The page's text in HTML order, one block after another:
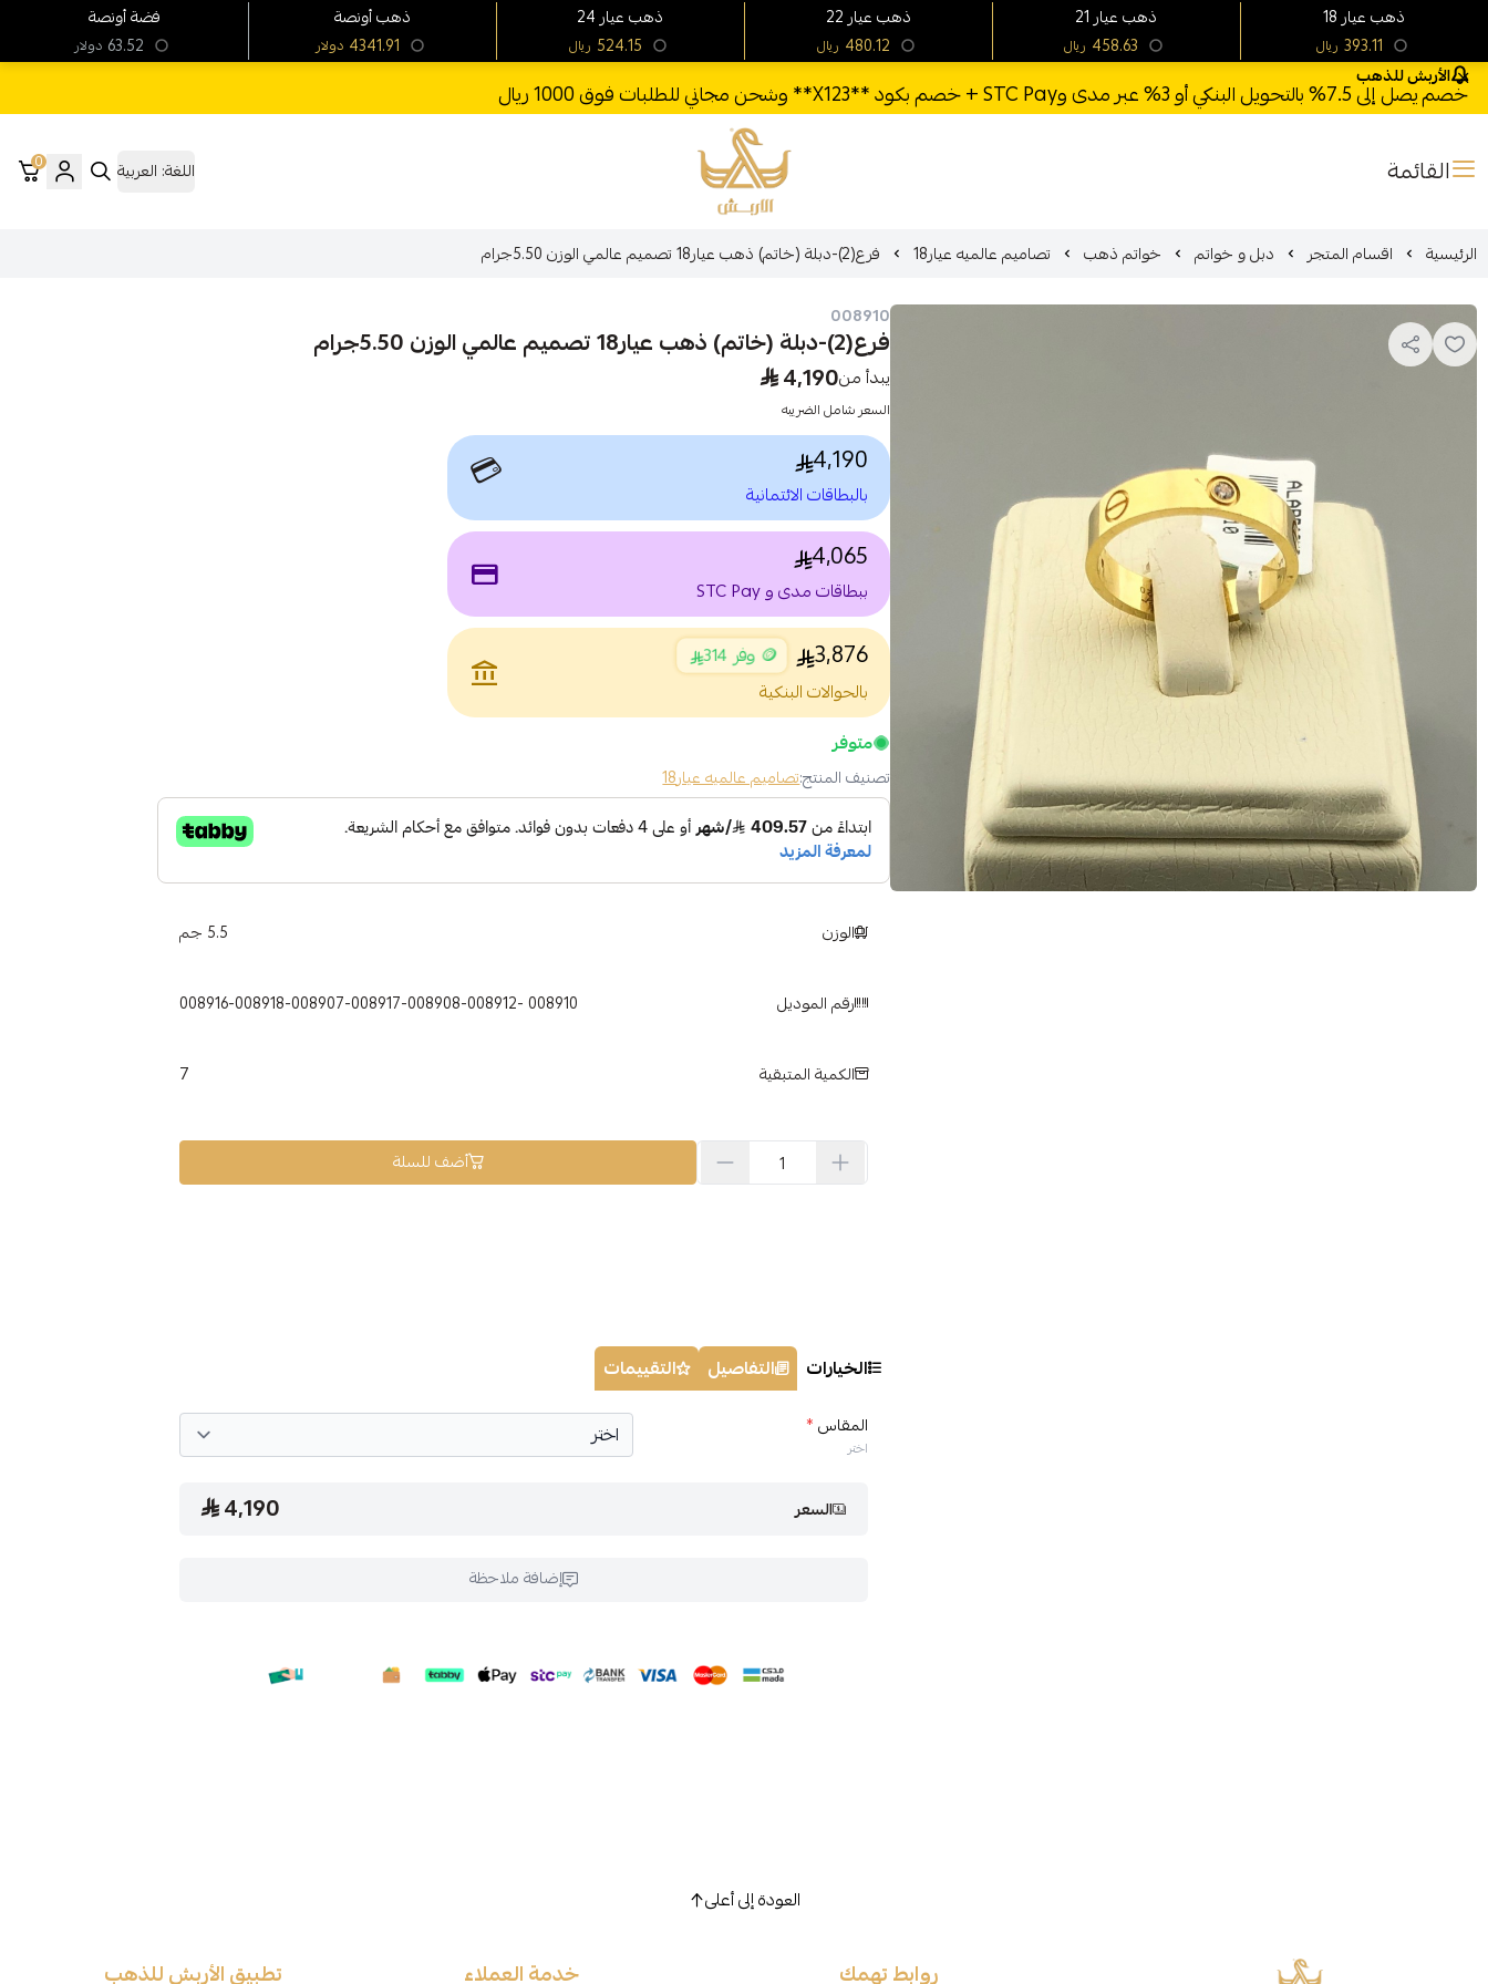
الأربش للذهب
خصم يصل إلى 7.5% بالتحويل البنكي أو 3% عبر مدى وSTC Pay + خصم بكود **X123** وشحن مجاني للطلبات فوق 1000 ريال
القائمة الأربش للذهب اللغة: العربية 0
الرئيسية اقسام المتجر دبل و خواتم خواتم ذهب تصاميم عالميه عيار18 فرع(2)-دبلة (خاتم) ذهب عيار18 تصميم عالمي الوزن 5.50جرام
‏008910
فرع(2)-دبلة (خاتم) ذهب عيار18 تصميم عالمي الوزن 5.50جرام
يبدأ من4,190
السعر شامل الضريبه
4,190
بالبطاقات الائتمانية 💳
4,065
ببطاقات مدى و STC Pay payment
3,876 🪙 وفر 314
بالحوالات البنكية
account_balance
متوفر
تصنيف المنتج:تصاميم عالميه عيار18
الوزن 5.5 جم
رقم الموديل
الكمية المتبقية 7
أضف للسلة
الخيارات التفاصيل التقييمات
المقاس*
اختر
السعر 4,190
إضافة ملاحظة
العودة إلى أعلى
روابط تهمك خدمة العملاء تطبيق الأربش للذهب
فضة أونصة
دولار 63.52
ذهب أونصة
دولار 4341.91
24 ذهب عيار
ريال 524.15
22 ذهب عيار
ريال 480.12
21 ذهب عيار
ريال 458.63
18 ذهب عيار
ريال 393.11